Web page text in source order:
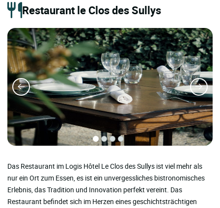
Restaurant le Clos des Sullys
Das Restaurant im Logis Hôtel Le Clos des Sullys ist viel mehr als
nur ein Ort zum Essen, es ist ein unvergessliches bistronomisches
Erlebnis, das Tradition und Innovation perfekt vereint. Das
Restaurant befindet sich im Herzen eines geschichtsträchtigen